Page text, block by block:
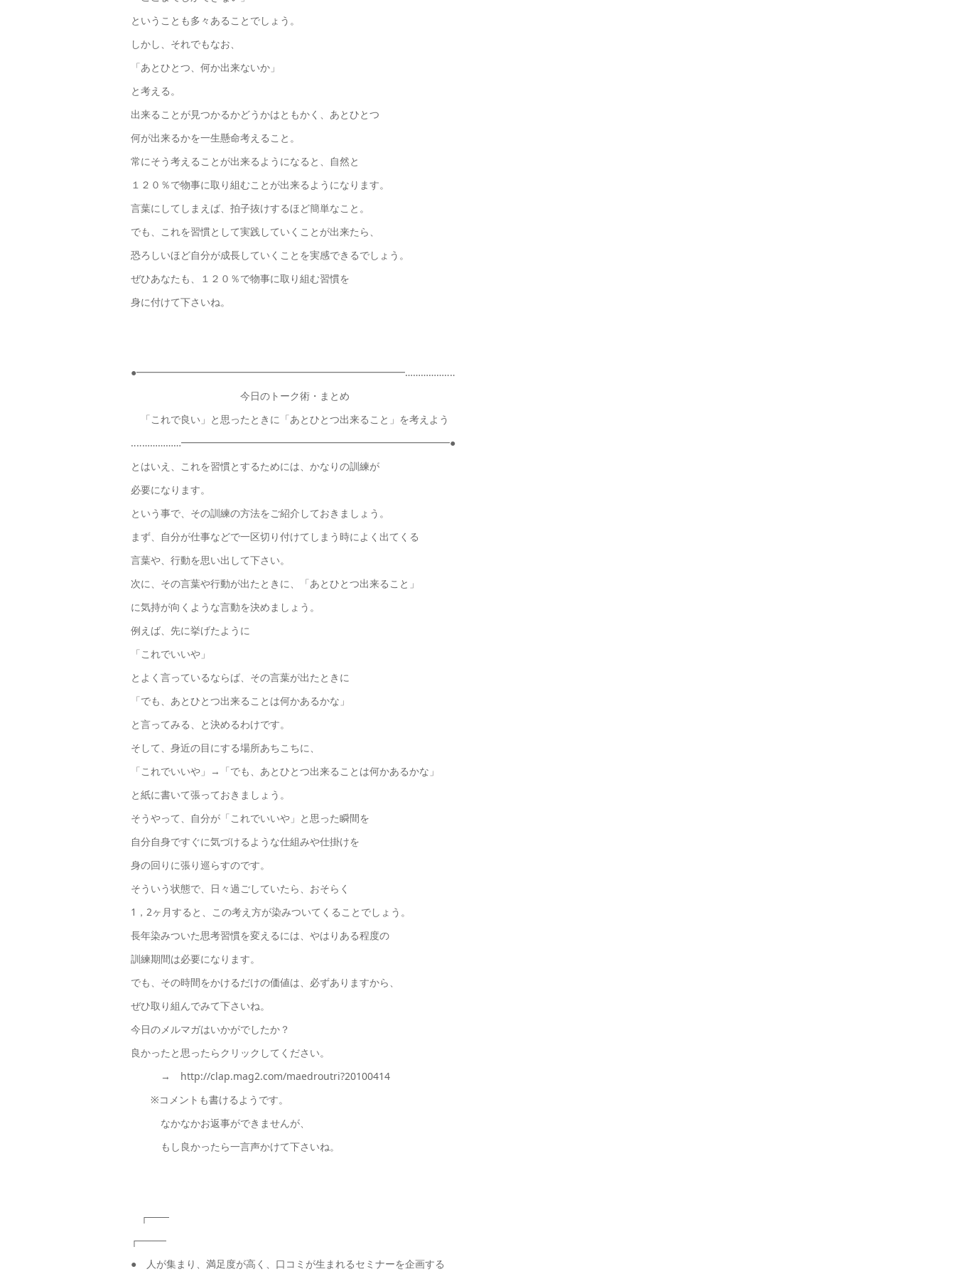
ということも多々あることでしょう。
しかし、それでもなお、
「あとひとつ、何か出来ないか」
と考える。
出来ることが見つかるかどうかはともかく、あとひとつ
何が出来るかを一生懸命考えること。
常にそう考えることが出来るようになると、自然と
１２０％で物事に取り組むことが出来るようになります。
言葉にしてしまえば、拍子抜けするほど簡単なこと。
でも、これを習慣として実践していくことが出来たら、
恐ろしいほど自分が成長していくことを実感できるでしょう。
ぜひあなたも、１２０％で物事に取り組む習慣を
身に付けて下さいね。
●━━━━━━━━━━━━━━━━━━━━━━━━━━━……………‥‥
今日のトーク術・まとめ
「これで良い」と思ったときに「あとひとつ出来ること」を考えよう
‥‥……………━━━━━━━━━━━━━━━━━━━━━━━━━━━●
とはいえ、これを習慣とするためには、かなりの訓練が
必要になります。
という事で、その訓練の方法をご紹介しておきましょう。
まず、自分が仕事などで一区切り付けてしまう時によく出てくる
言葉や、行動を思い出して下さい。
次に、その言葉や行動が出たときに、「あとひとつ出来ること」
に気持が向くような言動を決めましょう。
例えば、先に挙げたように
「これでいいや」
とよく言っているならば、その言葉が出たときに
「でも、あとひとつ出来ることは何かあるかな」
と言ってみる、と決めるわけです。
そして、身近の目にする場所あちこちに、
「これでいいや」→「でも、あとひとつ出来ることは何かあるかな」
と紙に書いて張っておきましょう。
そうやって、自分が「これでいいや」と思った瞬間を
自分自身ですぐに気づけるような仕組みや仕掛けを
身の回りに張り巡らすのです。
そういう状態で、日々過ごしていたら、おそらく
1，2ヶ月すると、この考え方が染みついてくることでしょう。
長年染みついた思考習慣を変えるには、やはりある程度の
訓練期間は必要になります。
でも、その時間をかけるだけの価値は、必ずありますから、
ぜひ取り組んでみて下さいね。
今日のメルマガはいかがでしたか？
良かったと思ったらクリックしてください。
→ http://clap.mag2.com/maedroutri?20100414
※コメントも書けるようです。
なかなかお返事ができませんが、
もし良かったら一言声かけて下さいね。
┌───
┌────
● 人が集まり、満足度が高く、口コミが生まれるセミナーを企画する